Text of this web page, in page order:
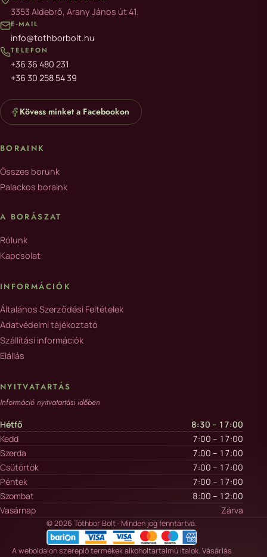
3353 Aldebrő, Arany János út 41.
E-MAIL
info@tothborbolt.hu
TELEFON
+36 36 480 231
+36 30 258 54 39
Kövess minket a Facebookon
BORAINK
Összes borunk
Palackos boraink
A BORÁSZAT
Rólunk
Kapcsolat
INFORMÁCIÓK
Általános Szerződési Feltételek
Adatvédelmi tájékoztató
Szállítási információk
Elállás
NYITVATARTÁS
Információ nyitvatartási időben
Hétfő
8:30 – 17:00
Kedd
7:00 – 17:00
Szerda
7:00 – 17:00
Csütörtök
7:00 – 17:00
Péntek
7:00 – 17:00
Szombat
8:00 – 12:00
Vasárnap
Zárva
© 2026 Tóthbor Bolt · Minden jog fenntartva.
A weboldalon szereplő termékek alkoholtartalmú italok. Vásárlás